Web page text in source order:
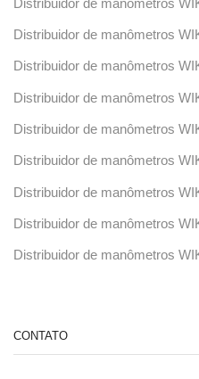
Distribuidor de manômetros
Distribuidor de manômetros
Distribuidor de manômetros
Distribuidor de manômetros
Distribuidor de manômetros
Distribuidor de manômetros
Distribuidor de manômetros
Distribuidor de manômetros
Distribuidor de manômetros
CONTATO